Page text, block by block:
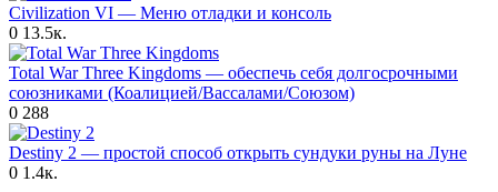
Civilization VI — Меню отладки и консоль
0 13.5к.
Total War Three Kingdoms — обеспечь себя долгосрочными
союзниками (Коалицией/Вассалами/Союзом)
0 288
Destiny 2 — простой способ открыть сундуки руны на Луне
0 1.4к.